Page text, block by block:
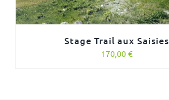
Stage Trail aux Saisies
170,00 €